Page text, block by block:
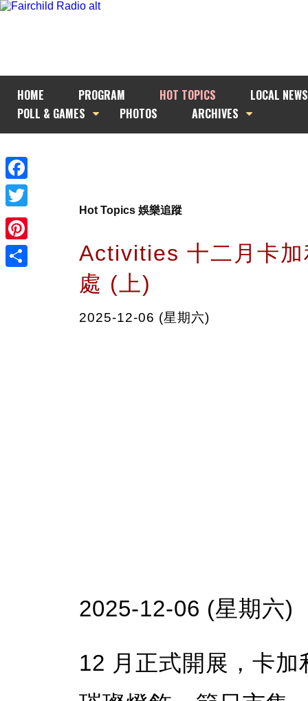
HOME PROGRAM HOT TOPICS
LOCAL NEWS
POLL & GAMES
PHOTOS ARCHIVES
Facebook
Twitter
Pinterest
Hot Topics 娛樂追蹤
Activities 十二月卡加
處 (上)
2025-12-06 (星期六)
2025-12-06 (星期六)
12 月正式開展，卡